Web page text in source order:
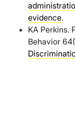
evidence.
KA Perkins.
Behavior